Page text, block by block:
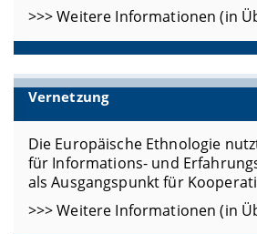
>>> Weitere Informationen (in
Vernetzung
Die Europäische Ethnologie
für Informations- und
als Ausgangspunkt für
>>> Weitere Informationen (in